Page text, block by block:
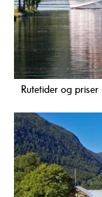
Rutetider og priser